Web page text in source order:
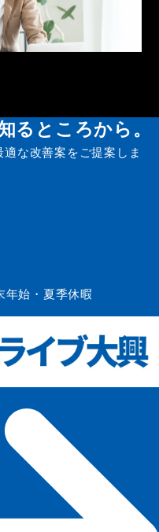
るところから。
な改善案をご提案しま
始・夏季休暇